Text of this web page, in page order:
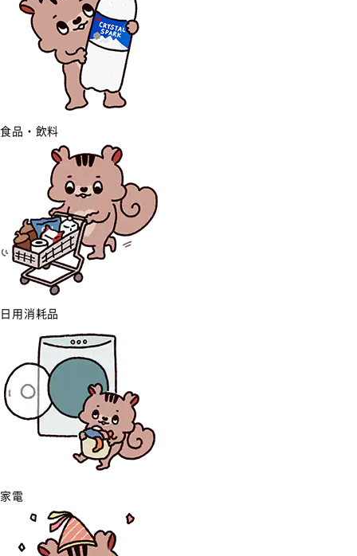
食品・飲料
日用消耗品
家電